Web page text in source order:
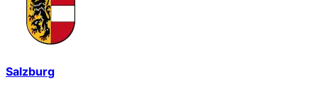
Salzburg